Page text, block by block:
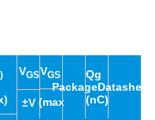
VGS
±V
VGS（th)
(max
Package
Qg
(nC)
Datasheet